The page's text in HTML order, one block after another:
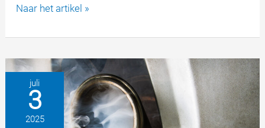
Dreigend
voor
diesel:
KBA
eist
terugroepactie
vanwege
Naar het artikel »
juli
3
2025